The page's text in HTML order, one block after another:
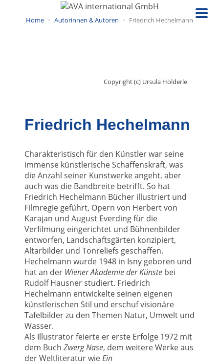
Home Autorinnen & Autoren Friedrich Hechelmann
Copyright (c) Ursula Hölderle
Friedrich Hechelmann
Charakteristisch für den Künstler war seine
immense künstlerische Schaffenskraft, was
die Anzahl seiner Kunstwerke angeht, aber
auch was die Bandbreite betrifft. So hat
Friedrich Hechelmann Bücher illustriert und
Filmregie geführt, Opern von Herbert von
Karajan und August Everding für die
Verfilmung eingerichtet und Bühnenbilder
entworfen, Landschaftsgärten konzipiert,
Altarbilder und Tonreliefs geschaffen.
Hechelmann wurde 1948 in Isny geboren und
hat an der Wiener Akademie der Künste bei
Rudolf Hausner studiert. Friedrich
Hechelmann entwickelte seinen eigenen
künstlerischen Stil und erschuf visionäre
Tafelbilder zu den Themen Natur, Umwelt und
Wasser.
Als Illustrator feierte er erste Erfolge 1972 mit
dem Buch Zwerg Nase, dem weitere Werke aus
der Weltliteratur wieEin